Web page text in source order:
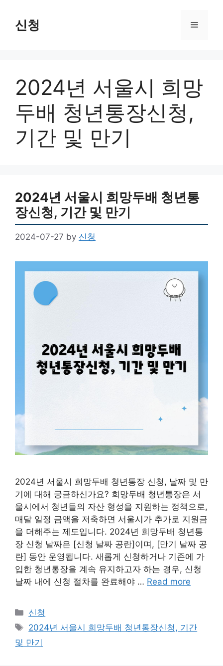
content신청 Menu
2024년 서울시 희망
두배 청년통장신청,
기간 및 만기
2024년 서울시 희망두배 청년통
장신청, 기간 및 만기
2024-07-27 by 신청
2024년 서울시 희망두배 청년통장 신청, 날짜 및 만
기에 대해 궁금하신가요? 희망두배 청년통장은 서
울시에서 청년들의 자산 형성을 지원하는 정책으로,
매달 일정 금액을 저축하면 서울시가 추가로 지원금
을 더해주는 제도입니다. 2024년 희망두배 청년통
장 신청 날짜은 [신청 날짜 공란]이며, [만기 날짜 공
란] 동안 운영됩니다. 새롭게 신청하거나 기존에 가
입한 청년통장을 계속 유지하고자 하는 경우, 신청
날짜 내에 신청 절차를 완료해야 … Read more
Categories
신청
Tags
2024년 서울시 희망두배 청년통장신청, 기간
및 만기